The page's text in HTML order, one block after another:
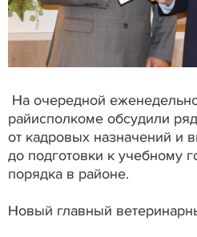
На очередной
райисполкоме обсудили
от кадровых назначений и
до подготовки к учебному
порядка в районе.
Новый главный